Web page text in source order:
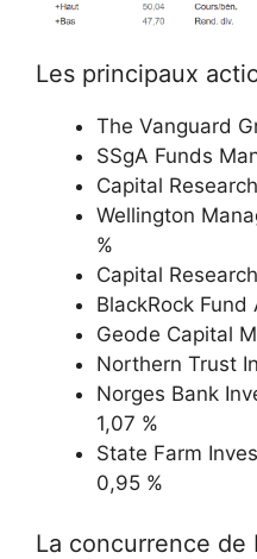
Les principaux
The Vanguard
SSgA Funds
Capital
Wellington
%
Capital
BlackRock Fund
Geode Capital
Northern Trust
Norges Bank
1,07 %
State Farm
0,95 %
La concurrence de